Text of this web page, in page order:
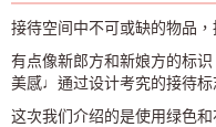
接待空间中不可或缺的物品，
有点像新郎方和新娘方的标
美感♩通过设计考究的接待标
这次我们介绍的是使用绿色